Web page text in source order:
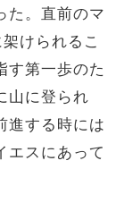
た。直前のマ
けられるこ
す第一歩のた
山に登られ
進する時には
エスにあって